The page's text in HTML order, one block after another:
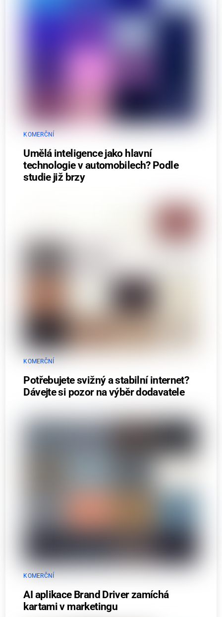
KOMERČNÍ
Umělá inteligence jako hlavní
technologie v automobilech? Podle
studie již brzy
KOMERČNÍ
Potřebujete svižný a stabilní internet?
Dávejte si pozor na výběr dodavatele
KOMERČNÍ
AI aplikace Brand Driver zamíchá
kartami v marketingu